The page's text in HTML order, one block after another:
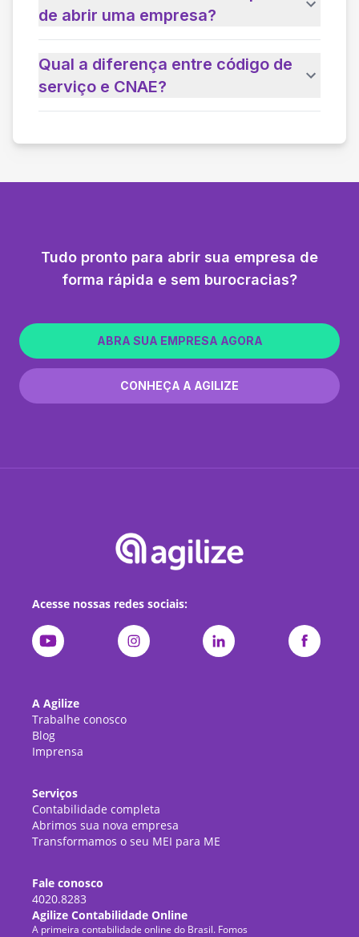
de abrir uma empresa?
Qual a diferença entre código de
serviço e CNAE?
Tudo pronto para abrir sua empresa de
forma rápida e sem burocracias?
ABRA SUA EMPRESA AGORA
CONHEÇA A AGILIZE
Acesse nossas redes sociais:
A Agilize
Trabalhe conosco
Blog
Imprensa
Serviços
Contabilidade completa
Abrimos sua nova empresa
Transformamos o seu MEI para ME
Fale conosco
4020.8283
Agilize Contabilidade Online
A primeira contabilidade online do Brasil. Fomos